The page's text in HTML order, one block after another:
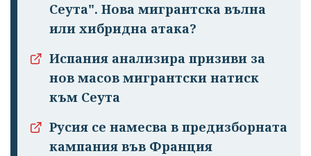
Сеута". Нова мигрантска вълна
или хибридна атака?
Испания анализира призиви за
нов масов мигрантски натиск
към Сеута
Русия се намесва в предизборната
кампания във Франция